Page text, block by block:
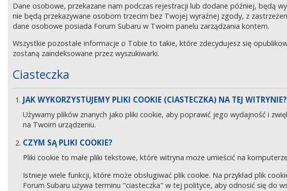
Dane osobowe, przekazane nam podczas rejestracji lub dodane później, będą
nie będą przekazywane osobom trzecim bez Twojej wyraźnej zgody, z
dane osobowe posiada Forum Subaru w Twoim panelu zarządzania kontem.
Wszystkie pozostałe informacje o Tobie to takie, które zdecydujesz się
zostaną zaindeksowane przez wyszukiwarki.
Ciasteczka
JAK WYKORZYSTUJEMY PLIKI COOKIE (CIASTECZKA) NA TEJ WITRYNIE?
Używamy plików znanych jako pliki cookie, aby poprawić jego wydajność i
na Twoim urządzeniu.
CZYM SĄ PLIKI COOKIE?
Pliki cookie to małe pliki tekstowe, które witryna może umieścić na
Istnieje wiele funkcji, które może obsługiwać plik cookie. Na przykład plik
Forum Subaru używa terminu "ciasteczka" w tej polityce, aby odnosić się do